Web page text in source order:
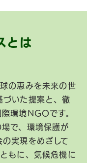
とは
の恵みを未来の世
いた提案と、徹
環境NGOです。
で、環境保護が
実現をめざして
もに、気候危機に